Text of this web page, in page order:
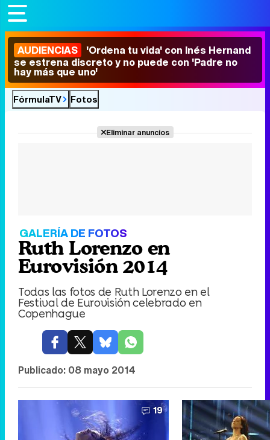
AUDIENCIAS 'Ordena tu vida' con Inés Hernand
se estrena discreto y no puede con 'Padre no
hay más que uno'
FórmulaTV Fotos
Eliminar anuncios
GALERÍA DE FOTOS
Ruth Lorenzo en
Eurovisión 2014
Todas las fotos de Ruth Lorenzo en el
Festival de Eurovisión celebrado en
Copenhague
Publicado: 08 mayo 2014
19